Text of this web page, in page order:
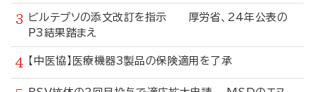
ビルテプソの添文改訂を指示 厚労省、24年公表の
P3結果踏まえ
【中医協】医療機器3製品の保険適用を了承